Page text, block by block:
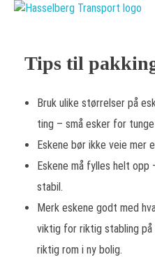
Tips til
Bruk ulike størrelser på
ting – små esker for
Eskene bør ikke veie mer
Eskene må fylles helt
stabil.
Merk eskene godt med
viktig for riktig stabling
riktig rom i ny bolig.